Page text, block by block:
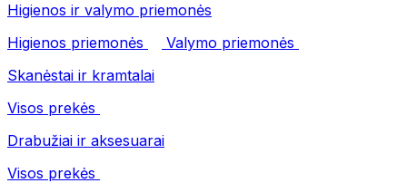
Higienos ir valymo priemonės
Higienos priemonės
Valymo priemonės
Skanėstai ir kramtalai
Visos prekės
Drabužiai ir aksesuarai
Visos prekės